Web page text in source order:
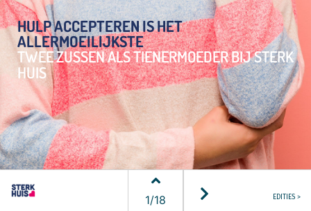
HULP ACCEPTEREN IS HET
ALLERMOEILIJKSTE
TWEE ZUSSEN ALS TIENERMOEDER BIJ STERK
HUIS
1/18 EDITIES >